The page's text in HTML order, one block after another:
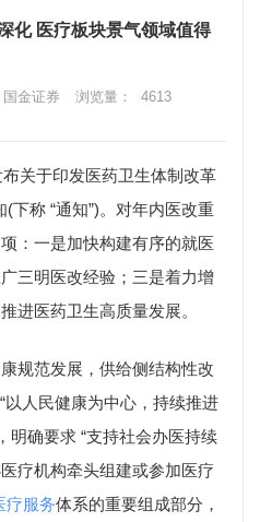
化 医疗板块景气领域值得
金证券 浏览量：
4613
关于印发医药卫生体制改革
下称 “通知”)。对年内医改重
：一是加快构建有序的就医
三明医改经验；三是着力增
进医药卫生高质量发展。
范发展，供给侧结构性改
以人民健康为中心，持续推进
明确要求 “支持社会办医持续
疗机构牵头组建或参加医疗
疗服务体系的重要组成部分，